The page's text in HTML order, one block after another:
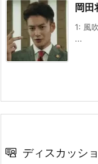
岡田
1: 風
...
ディスカッシ